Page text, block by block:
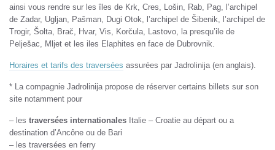
ainsi vous rendre sur les îles de Krk, Cres, Lošin, Rab, Pag, l’archipel
de Zadar, Ugljan, Pašman, Dugi Otok, l’archipel de Šibenik, l’archipel de
Trogir, Šolta, Brač, Hvar, Vis, Korčula, Lastovo, la presqu’ile de
Pelješac, Mljet et les iles Elaphites en face de Dubrovnik.
Horaires et tarifs des traversées assurées par Jadrolinija (en anglais).
* La compagnie Jadrolinija propose de réserver certains billets sur son
site notamment pour
– les traversées internationales Italie – Croatie au départ ou a
destination d’Ancône ou de Bari
– les traversées en ferry